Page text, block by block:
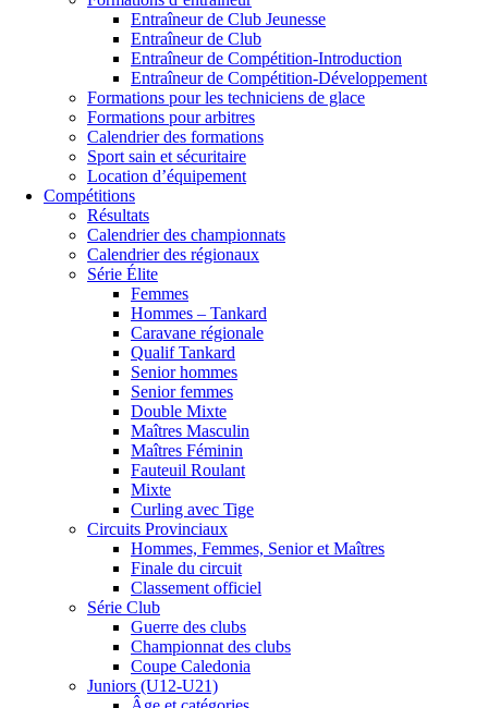
Entraîneur de Club Jeunesse
Entraîneur de Club
Entraîneur de Compétition-Introduction
Entraîneur de Compétition-Développement
Formations pour les techniciens de glace
Formations pour arbitres
Calendrier des formations
Sport sain et sécuritaire
Location d’équipement
Compétitions
Résultats
Calendrier des championnats
Calendrier des régionaux
Série Élite
Femmes
Hommes – Tankard
Caravane régionale
Qualif Tankard
Senior hommes
Senior femmes
Double Mixte
Maîtres Masculin
Maîtres Féminin
Fauteuil Roulant
Mixte
Curling avec Tige
Circuits Provinciaux
Hommes, Femmes, Senior et Maîtres
Finale du circuit
Classement officiel
Série Club
Guerre des clubs
Championnat des clubs
Coupe Caledonia
Juniors (U12-U21)